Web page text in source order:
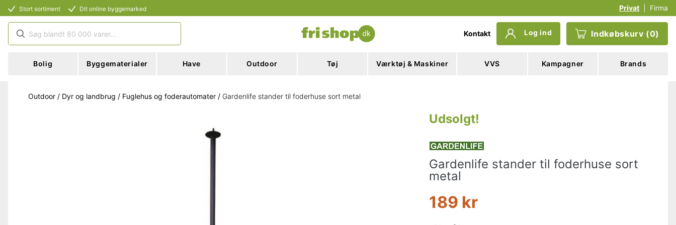
Stort sortiment Dit online byggemarked Privat Firma
Kontakt Log ind Indkøbskurv (0)
Bolig Byggematerialer Have Outdoor Tøj Værktøj & Maskiner VVS Kampagner Brands
Outdoor / Dyr og landbrug / Fuglehus og foderautomater / Gardenlife stander til foderhuse sort metal
Udsolgt!
Gardenlife stander til foderhuse sort
metal
189 kr